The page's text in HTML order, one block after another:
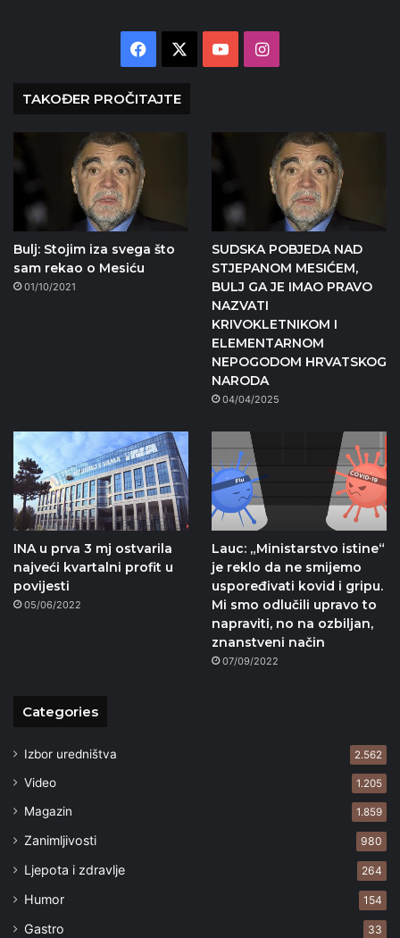
Facebook YouTubeInstagram
TAKOĐER PROČITAJTE
Bulj: Stojim iza svega što
sam rekao o Mesiću
01/10/2021
SUDSKA POBJEDA NAD
STJEPANOM MESIĆEM,
BULJ GA JE IMAO PRAVO
NAZVATI
KRIVOKLETNIKOM I
ELEMENTARNOM
NEPOGODOM HRVATSKOG
NARODA
04/04/2025
INA u prva 3 mj ostvarila
najveći kvartalni profit u
povijesti
05/06/2022
Lauc: „Ministarstvo istine“
je reklo da ne smijemo
uspoređivati kovid i gripu.
Mi smo odlučili upravo to
napraviti, no na ozbiljan,
znanstveni način
07/09/2022
Categories
Izbor uredništva 2.562
Video 1.205
Magazin 1.859
Zanimljivosti 980
Ljepota i zdravlje 264
Humor 154
Gastro 33